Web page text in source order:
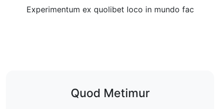
Experimentum ex quolibet loco in mundo fac
Quod Metimur